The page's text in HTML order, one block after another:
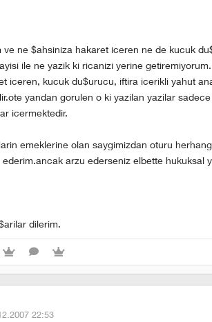
ve ne $ahsiniza hakaret iceren ne de kucuk
ile ne yazik ki ricanizi yerine
iceren, kucuk du$urucu, iftira icerikli yahut
yandan gorulen o ki yazilan yazilar
icermektedir.
emeklerine olan saygimizdan oturu
arzu ederseniz elbette hukuksal
dilerim.
22:53